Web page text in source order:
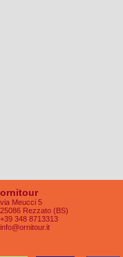
ornitour
via Meucci 5
25086 Rezzato (BS)
+39 348 8713313
info@ornitour.it